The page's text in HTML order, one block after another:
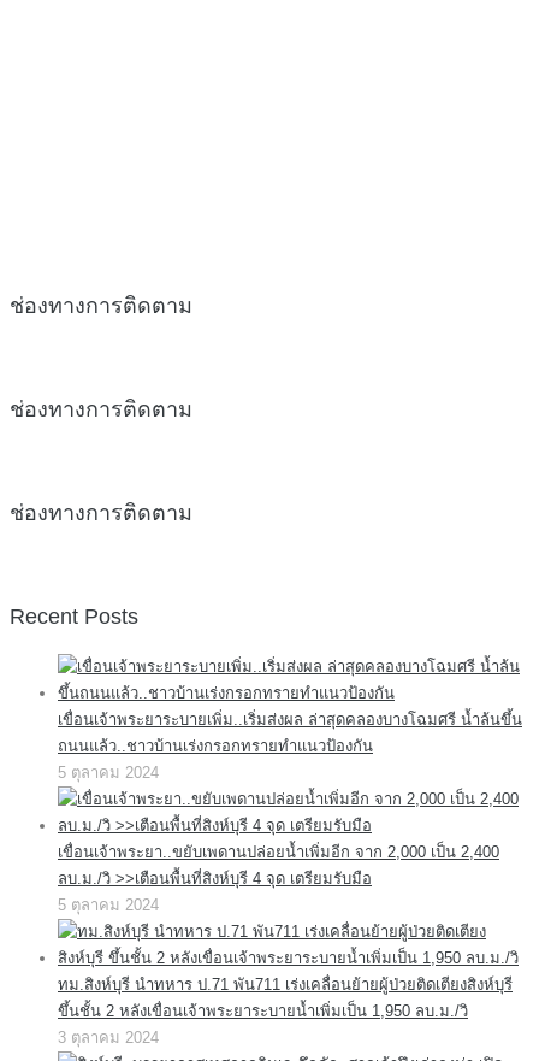
ช่องทางการติดตาม
ช่องทางการติดตาม
ช่องทางการติดตาม
Recent Posts
เขื่อนเจ้าพระยาระบายเพิ่ม..เริ่มส่งผล ล่าสุดคลองบางโฉมศรี น้ำล้นขึ้น
ถนนแล้ว..ชาวบ้านเร่งกรอกทรายทำแนวป้องกัน
5 ตุลาคม 2024
เขื่อนเจ้าพระยา..ขยับเพดานปล่อยน้ำเพิ่มอีก จาก 2,000 เป็น 2,400
ลบ.ม./วิ >>เตือนพื้นที่สิงห์บุรี 4 จุด เตรียมรับมือ
5 ตุลาคม 2024
ทม.สิงห์บุรี นำทหาร ป.71 พัน711 เร่งเคลื่อนย้ายผู้ป่วยติดเตียงสิงห์บุรี
ขึ้นชั้น 2 หลังเขื่อนเจ้าพระยาระบายน้ำเพิ่มเป็น 1,950 ลบ.ม./วิ
3 ตุลาคม 2024